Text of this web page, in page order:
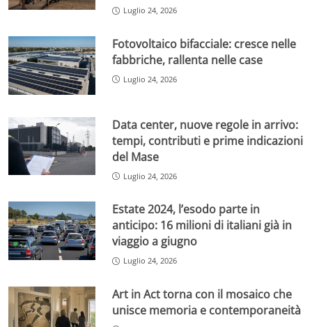
Luglio 24, 2026
Fotovoltaico bifacciale: cresce nelle
fabbriche, rallenta nelle case
Luglio 24, 2026
Data center, nuove regole in arrivo:
tempi, contributi e prime indicazioni
del Mase
Luglio 24, 2026
Estate 2024, l’esodo parte in
anticipo: 16 milioni di italiani già in
viaggio a giugno
Luglio 24, 2026
Art in Act torna con il mosaico che
unisce memoria e contemporaneità